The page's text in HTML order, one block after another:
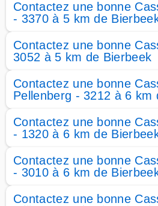
Contactez une bonne
- 3370 à 5 km de
Contactez une bonne
3052 à 5 km de Bierbeek
Contactez une bonne
Pellenberg - 3212 à 6 km
Contactez une bonne
- 1320 à 6 km de
Contactez une bonne
- 3010 à 6 km de
Contactez une bonne